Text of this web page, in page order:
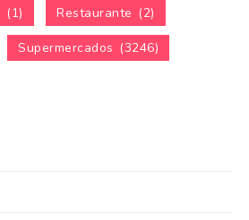
(1) Restaurante (2)
Supermercados (3246)